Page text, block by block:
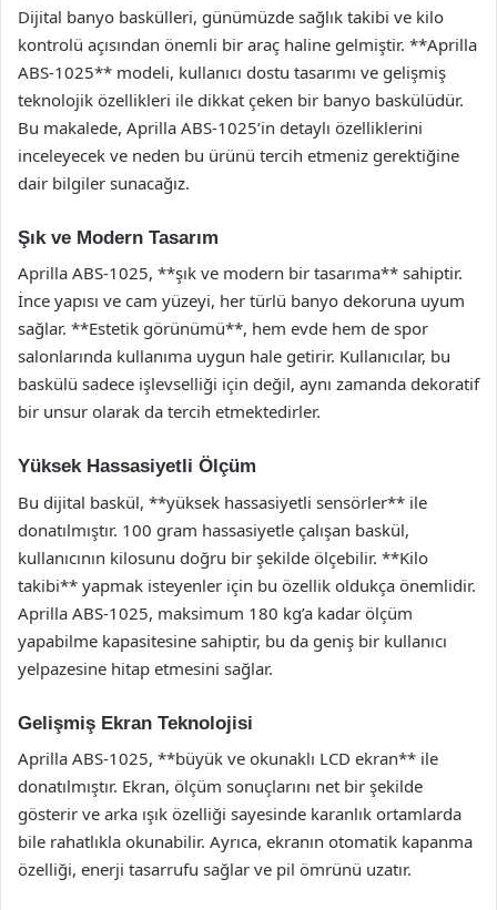
Dijital banyo baskülleri, günümüzde sağlık takibi ve kilo
kontrolü açısından önemli bir araç haline gelmiştir. **Aprilla
ABS-1025** modeli, kullanıcı dostu tasarımı ve gelişmiş
teknolojik özellikleri ile dikkat çeken bir banyo baskülüdür.
Bu makalede, Aprilla ABS-1025’in detaylı özelliklerini
inceleyecek ve neden bu ürünü tercih etmeniz gerektiğine
dair bilgiler sunacağız.
Şık ve Modern Tasarım
Aprilla ABS-1025, **şık ve modern bir tasarıma** sahiptir.
İnce yapısı ve cam yüzeyi, her türlü banyo dekoruna uyum
sağlar. **Estetik görünümü**, hem evde hem de spor
salonlarında kullanıma uygun hale getirir. Kullanıcılar, bu
baskülü sadece işlevselliği için değil, aynı zamanda dekoratif
bir unsur olarak da tercih etmektedirler.
Yüksek Hassasiyetli Ölçüm
Bu dijital baskül, **yüksek hassasiyetli sensörler** ile
donatılmıştır. 100 gram hassasiyetle çalışan baskül,
kullanıcının kilosunu doğru bir şekilde ölçebilir. **Kilo
takibi** yapmak isteyenler için bu özellik oldukça önemlidir.
Aprilla ABS-1025, maksimum 180 kg’a kadar ölçüm
yapabilme kapasitesine sahiptir, bu da geniş bir kullanıcı
yelpazesine hitap etmesini sağlar.
Gelişmiş Ekran Teknolojisi
Aprilla ABS-1025, **büyük ve okunaklı LCD ekran** ile
donatılmıştır. Ekran, ölçüm sonuçlarını net bir şekilde
gösterir ve arka ışık özelliği sayesinde karanlık ortamlarda
bile rahatlıkla okunabilir. Ayrıca, ekranın otomatik kapanma
özelliği, enerji tasarrufu sağlar ve pil ömrünü uzatır.